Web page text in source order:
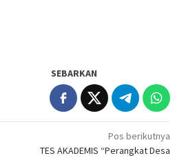
SEBARKAN
Pos berikutnya
TES AKADEMIS “Perangkat Desa